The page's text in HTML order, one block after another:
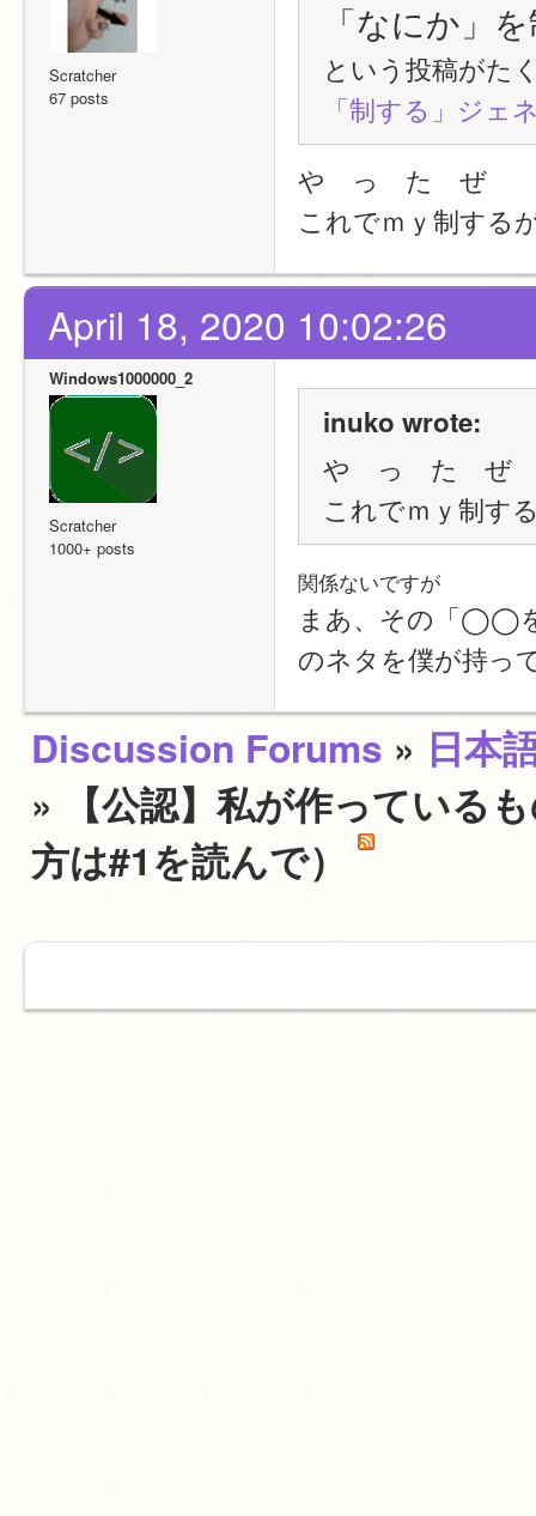
Scratcher
67 posts
「なにか」
という投稿がた
「制する」ジェ
や　っ　た　ぜ
これでｍｙ制する
April 18, 2020 10:02:26
Windows1000000_2
Scratcher
1000+ posts
inuko wrote:
や　っ　た　ぜ
これでｍｙ制す
関係ないですが
まあ、その「◯◯
のネタを僕が持っ
Discussion Forums » 日本
» 【公認】私が作っている
方は#1を読んで）